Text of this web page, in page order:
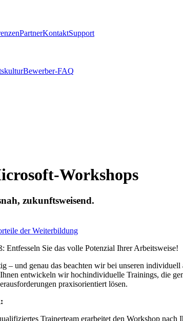
PartnerKontaktSupport
Bewerber-FAQ
Workshops
zukunftsweisend.
der Weiterbildung
Entfesseln Sie das volle Potenzial Ihrer Arbeitsweise!
– und genau das beachten wir bei unseren
entwickeln wir hochindividuelle Trainings, die
praxisorientiert lösen.
Trainerteam erarbeitet den Workshop